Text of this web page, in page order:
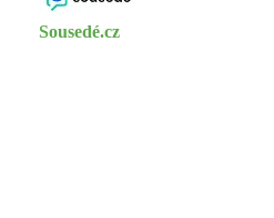
Sousedé.cz